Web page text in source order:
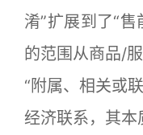
淆”扩展到了“
的范围从商品/
“附属、相关或
经济联系，其